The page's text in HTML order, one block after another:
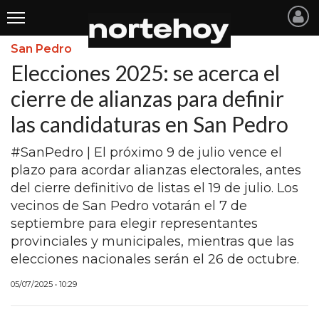
Últimas
Noticias
INICIO
NOTICIAS RECIENTES
SAN NICOLAS
RAMALLO
SAN PEDRO
PROVINCIA
PAIS
San Pedro
Elecciones 2025: se acerca el
cierre de alianzas para definir
las candidaturas en San Pedro
#SanPedro | El próximo 9 de julio vence el
plazo para acordar alianzas electorales, antes
del cierre definitivo de listas el 19 de julio. Los
vecinos de San Pedro votarán el 7 de
septiembre para elegir representantes
provinciales y municipales, mientras que las
elecciones nacionales serán el 26 de octubre.
05/07/2025 • 10:29